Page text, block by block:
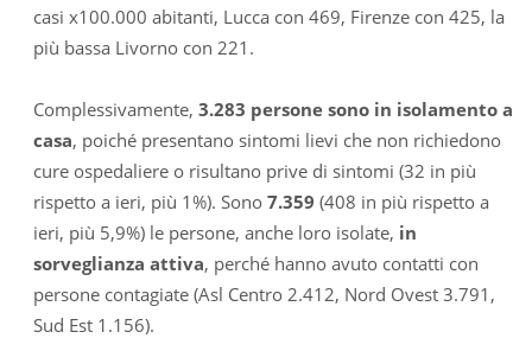
casi x100.000 abitanti, Lucca con 469, Firenze con 425, la
più bassa Livorno con 221.
Complessivamente, 3.283 persone sono in isolamento a
casa, poiché presentano sintomi lievi che non richiedono
cure ospedaliere o risultano prive di sintomi (32 in più
rispetto a ieri, più 1%). Sono 7.359 (408 in più rispetto a
ieri, più 5,9%) le persone, anche loro isolate, in
sorveglianza attiva, perché hanno avuto contatti con
persone contagiate (Asl Centro 2.412, Nord Ovest 3.791,
Sud Est 1.156).